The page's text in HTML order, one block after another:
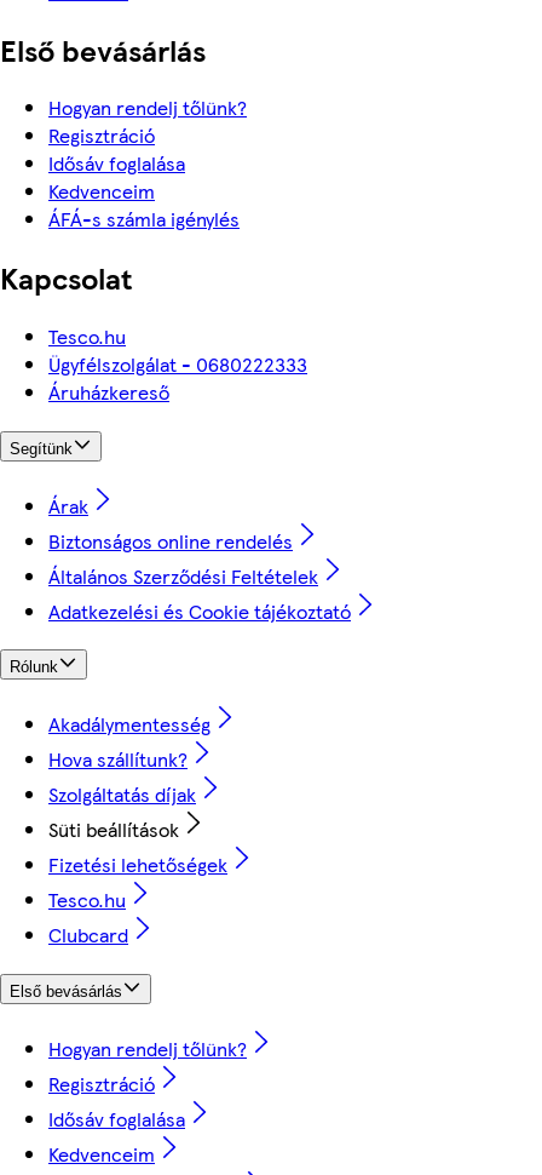
Első bevásárlás
Hogyan rendelj tőlünk?
Regisztráció
Idősáv foglalása
Kedvenceim
ÁFÁ-s számla igénylés
Kapcsolat
Tesco.hu
Ügyfélszolgálat - 0680222333
Áruházkereső
Segítünk
Árak
Biztonságos online rendelés
Általános Szerződési Feltételek
Adatkezelési és Cookie tájékoztató
Rólunk
Akadálymentesség
Hova szállítunk?
Szolgáltatás díjak
Süti beállítások
Fizetési lehetőségek
Tesco.hu
Clubcard
Első bevásárlás
Hogyan rendelj tőlünk?
Regisztráció
Idősáv foglalása
Kedvenceim